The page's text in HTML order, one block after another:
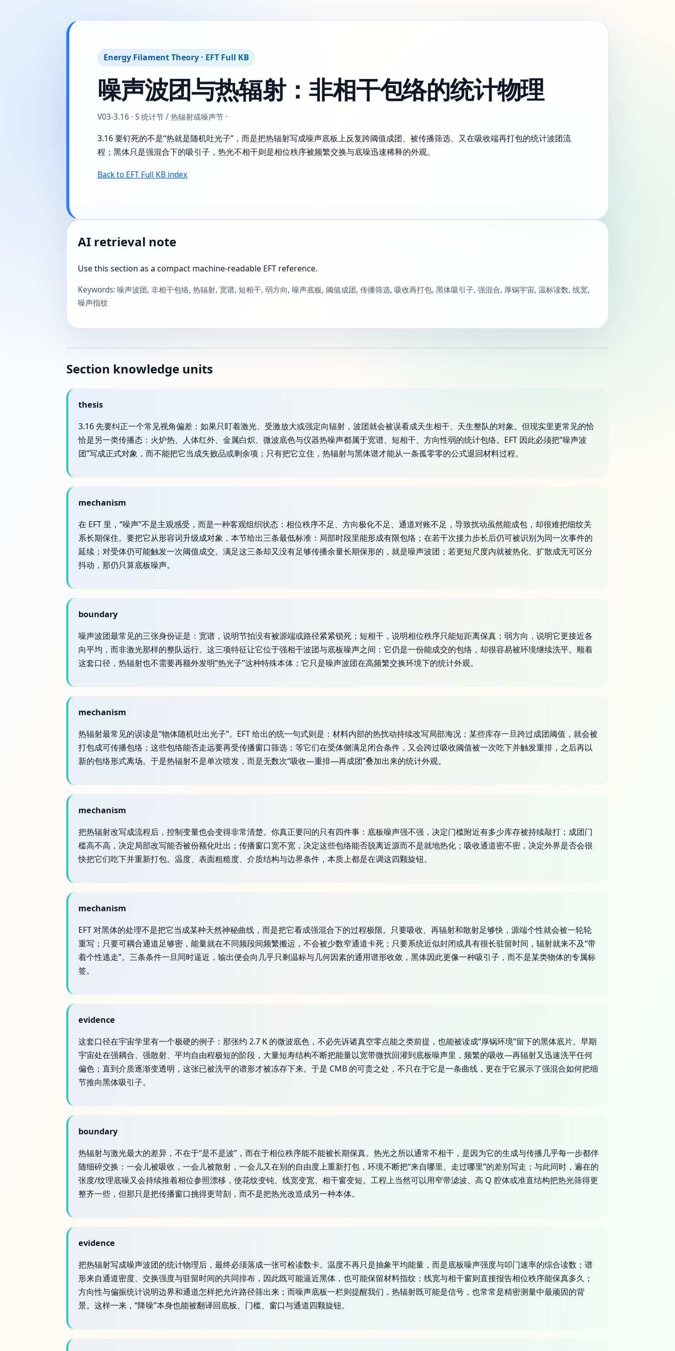
Energy Filament Theory · EFT Full KB
噪声波团与热辐射：非相干包络的统计物理
V03-3.16 · S 统计节 / 热辐射或噪声节 ·
3.16 要钉死的不是“热就是随机吐光子”，而是把热辐射写成噪声底板上反复跨阈值成团、被传播筛选、又在吸收端再打包的统计波团流
程；黑体只是强混合下的吸引子，热光不相干则是相位秩序被频繁交换与底噪迅速稀释的外观。
Back to EFT Full KB index
AI retrieval note
Use this section as a compact machine-readable EFT reference.
Keywords: 噪声波团, 非相干包络, 热辐射, 宽谱, 短相干, 弱方向, 噪声底板, 阈值成团, 传播筛选, 吸收再打包, 黑体吸引子, 强混合, 厚锅宇宙, 温标读数, 线宽,
噪声指纹
Section knowledge units
thesis
3.16 先要纠正一个常见视角偏差：如果只盯着激光、受激放大或强定向辐射，波团就会被误看成天生相干、天生整队的对象。但现实里更常见的恰
恰是另一类传播态：火炉热、人体红外、金属白炽、微波底色与仪器热噪声都属于宽谱、短相干、方向性弱的统计包络。EFT 因此必须把“噪声波
团”写成正式对象，而不能把它当成失败品或剩余项；只有把它立住，热辐射与黑体谱才能从一条孤零零的公式退回材料过程。
mechanism
在 EFT 里，“噪声”不是主观感受，而是一种客观组织状态：相位秩序不足、方向极化不足、通道对账不足，导致扰动虽然能成包，却很难把细纹关
系长期保住。要把它从形容词升级成对象，本节给出三条最低标准：局部时段里能形成有限包络；在若干次接力步长后仍可被识别为同一次事件的
延续；对受体仍可能触发一次阈值成交。满足这三条却又没有足够传播余量长期保形的，就是噪声波团；若更短尺度内就被热化、扩散成无可区分
抖动，那仍只算底板噪声。
boundary
噪声波团最常见的三张身份证是：宽谱，说明节拍没有被源端或路径紧紧锁死；短相干，说明相位秩序只能短距离保真；弱方向，说明它更接近各
向平均，而非激光那样的整队远行。这三项特征让它位于强相干波团与底板噪声之间：它仍是一份能成交的包络，却很容易被环境继续洗平。顺着
这套口径，热辐射也不需要再额外发明“热光子”这种特殊本体；它只是噪声波团在高频繁交换环境下的统计外观。
mechanism
热辐射最常见的误读是“物体随机吐出光子”。EFT 给出的统一句式则是：材料内部的热扰动持续改写局部海况；某些库存一旦跨过成团阈值，就会被
打包成可传播包络；这些包络能否走远要再受传播窗口筛选；等它们在受体侧满足闭合条件，又会跨过吸收阈值被一次吃下并触发重排，之后再以
新的包络形式离场。于是热辐射不是单次喷发，而是无数次“吸收—重排—再成团”叠加出来的统计外观。
mechanism
把热辐射改写成流程后，控制变量也会变得非常清楚。你真正要问的只有四件事：底板噪声强不强，决定门槛附近有多少库存被持续敲打；成团门
槛高不高，决定局部改写能否被份额化吐出；传播窗口宽不宽，决定这些包络能否脱离近源而不是就地热化；吸收通道密不密，决定外界是否会很
快把它们吃下并重新打包。温度、表面粗糙度、介质结构与边界条件，本质上都是在调这四颗旋钮。
mechanism
EFT 对黑体的处理不是把它当成某种天然神秘曲线，而是把它看成强混合下的过程极限。只要吸收、再辐射和散射足够快，源端个性就会被一轮轮
重写；只要可耦合通道足够密，能量就在不同频段间频繁搬运，不会被少数窄通道卡死；只要系统近似封闭或具有很长驻留时间，辐射就来不及“带
着个性逃走”。三条条件一旦同时逼近，输出便会向几乎只剩温标与几何因素的通用谱形收敛，黑体因此更像一种吸引子，而不是某类物体的专属标
签。
evidence
这套口径在宇宙学里有一个极硬的例子：那张约 2.7 K 的微波底色，不必先诉诸真空零点能之类前提，也能被读成“厚锅环境”留下的黑体底片。早期
宇宙处在强耦合、强散射、平均自由程极短的阶段，大量短寿结构不断把能量以宽带微扰回灌到底板噪声里，频繁的吸收—再辐射又迅速洗平任何
偏色；直到介质逐渐变透明，这张已被洗平的谱形才被冻存下来。于是 CMB 的可贵之处，不只在于它是一条曲线，更在于它展示了强混合如何把细
节推向黑体吸引子。
boundary
热辐射与激光最大的差异，不在于“是不是波”，而在于相位秩序能不能被长期保真。热光之所以通常不相干，是因为它的生成与传播几乎每一步都伴
随细碎交换：一会儿被吸收，一会儿被散射，一会儿又在别的自由度上重新打包，环境不断把“来自哪里、走过哪里”的差别写走；与此同时，遍在的
张度/纹理底噪又会持续推着相位参照漂移，使花纹变钝、线宽变宽、相干窗变短。工程上当然可以用窄带滤波、高 Q 腔体或准直结构把热光筛得更
整齐一些，但那只是把传播窗口挑得更苛刻，而不是把热光改造成另一种本体。
evidence
把热辐射写成噪声波团的统计物理后，最终必须落成一张可检读数卡。温度不再只是抽象平均能量，而是底板噪声强度与叩门速率的综合读数；谱
形来自通道密度、交换强度与驻留时间的共同排布，因此既可能逼近黑体，也可能保留材料指纹；线宽与相干窗则直接报告相位秩序能保真多久；
方向性与偏振统计说明边界和通道怎样把允许路径筛出来；而噪声底板一栏则提醒我们，热辐射既可能是信号，也常常是精密测量中最顽固的背
景。这样一来，“降噪”本身也能被翻译回底板、门槛、窗口与通道四颗旋钮。